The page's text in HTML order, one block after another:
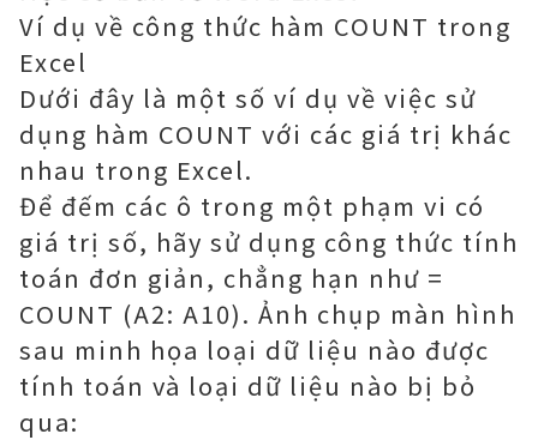
Ví dụ về công thức hàm COUNT trong
Excel
Dưới đây là một số ví dụ về việc sử
dụng hàm COUNT với các giá trị khác
nhau trong Excel.
Để đếm các ô trong một phạm vi có
giá trị số, hãy sử dụng công thức tính
toán đơn giản, chẳng hạn như =
COUNT (A2: A10). Ảnh chụp màn hình
sau minh họa loại dữ liệu nào được
tính toán và loại dữ liệu nào bị bỏ
qua: